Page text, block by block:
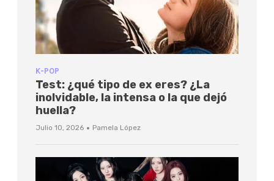
K-POP
Test: ¿qué tipo de ex eres? ¿La
inolvidable, la intensa o la que dejó
huella?
Julio 10, 2026 · Pamela López